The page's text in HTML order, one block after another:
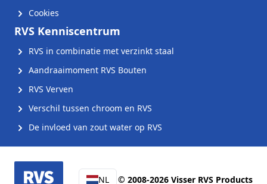
Cookies
RVS Kenniscentrum
RVS in combinatie met verzinkt staal
Aandraaimoment RVS Bouten
RVS Verven
Verschil tussen chroom en RVS
De invloed van zout water op RVS
NL © 2008-2026 Visser RVS Products